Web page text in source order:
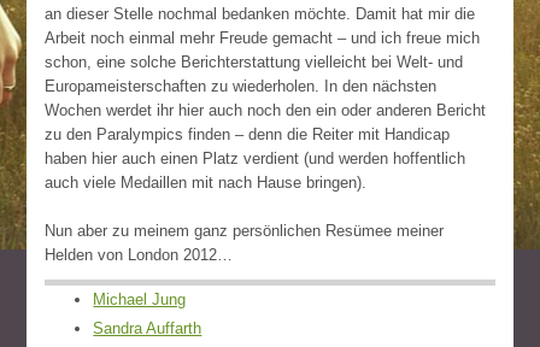
an dieser Stelle nochmal bedanken möchte. Damit hat mir die
Arbeit noch einmal mehr Freude gemacht – und ich freue mich
schon, eine solche Berichterstattung vielleicht bei Welt- und
Europameisterschaften zu wiederholen. In den nächsten
Wochen werdet ihr hier auch noch den ein oder anderen Bericht
zu den Paralympics finden – denn die Reiter mit Handicap
haben hier auch einen Platz verdient (und werden hoffentlich
auch viele Medaillen mit nach Hause bringen).
Nun aber zu meinem ganz persönlichen Resümee meiner
Helden von London 2012…
Michael Jung
Sandra Auffarth